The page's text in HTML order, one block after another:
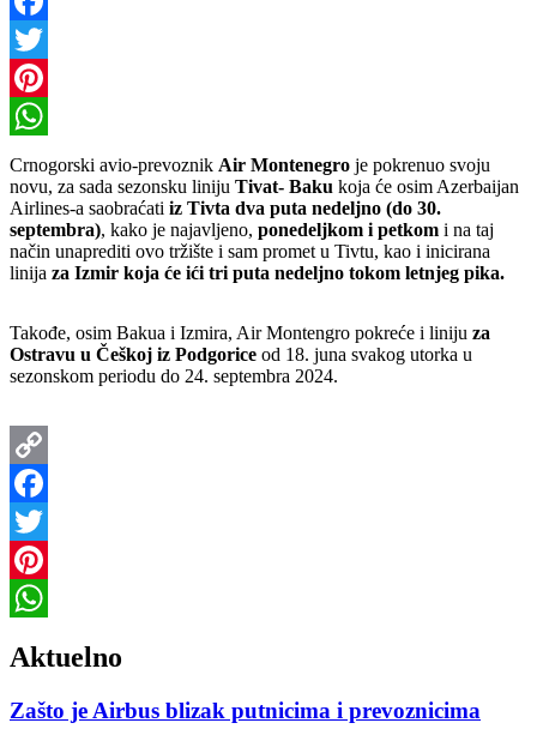
Link
Facebook
Twitter
Pinterest
WhatsApp
Crnogorski avio-prevoznik Air Montenegro je pokrenuo svoju
novu, za sada sezonsku liniju Tivat- Baku koja će osim Azerbaijan
Airlines-a saobraćati iz Tivta dva puta nedeljno (do 30.
septembra), kako je najavljeno, ponedeljkom i petkom i na taj
način unaprediti ovo tržište i sam promet u Tivtu, kao i inicirana
linija za Izmir koja će ići tri puta nedeljno tokom letnjeg pika.
Takođe, osim Bakua i Izmira, Air Montengro pokreće i liniju za
Ostravu u Češkoj iz Podgorice od 18. juna svakog utorka u
sezonskom periodu do 24. septembra 2024.
Copy
Link
Facebook
Twitter
Pinterest
Aktuelno
Zašto je Airbus blizak putnicima i prevoznicima